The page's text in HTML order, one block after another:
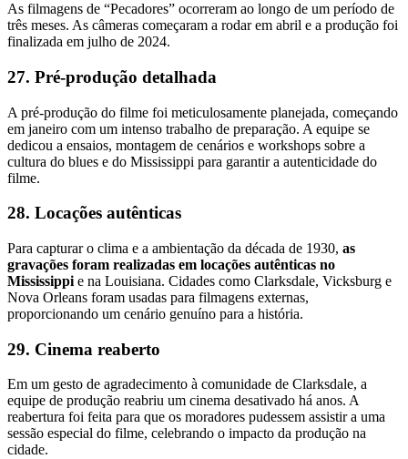
As filmagens de “Pecadores” ocorreram ao longo de um período de
três meses. As câmeras começaram a rodar em abril e a produção foi
finalizada em julho de 2024.
27. Pré-produção detalhada
A pré-produção do filme foi meticulosamente planejada, começando
em janeiro com um intenso trabalho de preparação. A equipe se
dedicou a ensaios, montagem de cenários e workshops sobre a
cultura do blues e do Mississippi para garantir a autenticidade do
filme.
28. Locações autênticas
Para capturar o clima e a ambientação da década de 1930, as
gravações foram realizadas em locações autênticas no
Mississippi e na Louisiana. Cidades como Clarksdale, Vicksburg e
Nova Orleans foram usadas para filmagens externas,
proporcionando um cenário genuíno para a história.
29. Cinema reaberto
Em um gesto de agradecimento à comunidade de Clarksdale, a
equipe de produção reabriu um cinema desativado há anos. A
reabertura foi feita para que os moradores pudessem assistir a uma
sessão especial do filme, celebrando o impacto da produção na
cidade.